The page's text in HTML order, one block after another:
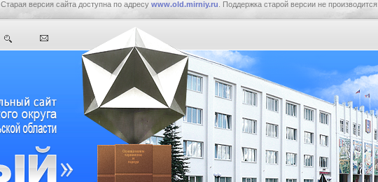
Старая версия сайта доступна по адресу www.old.mirniy.ru . Поддержка старой версии не производится.